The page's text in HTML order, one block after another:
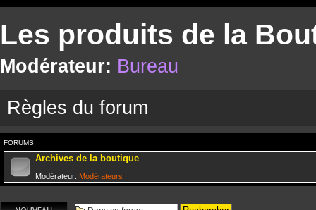
Les produits de la
Modérateur: Bureau
Règles du forum
FORUMS
Archives de la boutique
Modérateur: Modérateurs
Écrire un nouveau